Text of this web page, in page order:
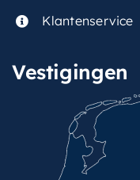
Klantenservice
Vestigingen